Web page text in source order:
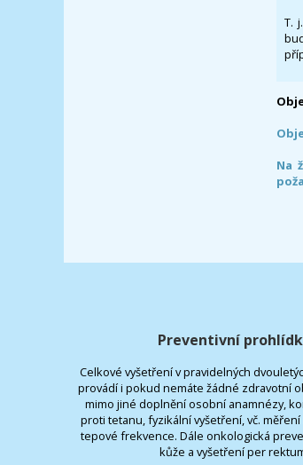
T.
Na
Preventivní
Celkové vyšetření v pravidelných
provádí i pokud nemáte žádné zdravotní
mimo jiné doplnění osobní anamnézy,
proti tetanu, fyzikální vyšetření, vč.
tepové frekvence. Dále onkologická
kůže a vyšetření per